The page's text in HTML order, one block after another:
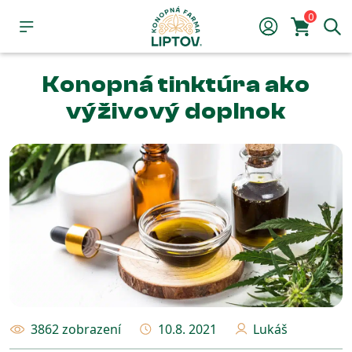
0
Konopná tinktúra ako
výživový doplnok
3862 zobrazení 10.8. 2021 Lukáš